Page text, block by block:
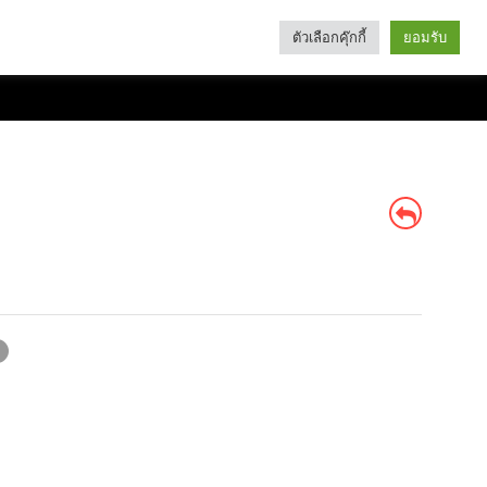
Categories
ตัวเลือกคุ๊กกี้ ยอมรับ